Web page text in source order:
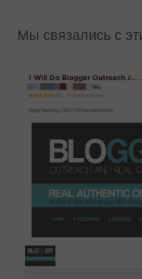
Мы связались с